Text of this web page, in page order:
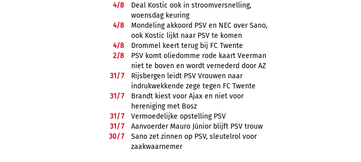
4/8
Deal Kostic ook in stroomversnelling,
woensdag keuring
4/8
Mondeling akkoord PSV en NEC over Sano,
ook Kostic lijkt naar PSV te komen
4/8
Drommel keert terug bij FC Twente
2/8
PSV komt oliedomme rode kaart Veerman
niet te boven en wordt vernederd door AZ
31/7
Rijsbergen leidt PSV Vrouwen naar
indrukwekkende zege tegen FC Twente
31/7
Brandt kiest voor Ajax en niet voor
hereniging met Bosz
31/7
Vermoedelijke opstelling PSV
31/7
Aanvoerder Mauro Júnior blijft PSV trouw
30/7
Sano zet zinnen op PSV, sleutelrol voor
zaakwaarnemer